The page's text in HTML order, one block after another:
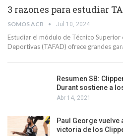
3 razones para estudiar
SOMOS ACB Jul 10, 2024
Estudiar el módulo de Técnico Superior
Deportivas (TAFAD) ofrece grandes
Resumen SB:
Durant sostiene a
Abr 14, 2021
Paul George vuelve
victoria de los